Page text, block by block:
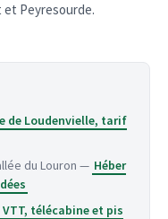
et Peyresourde.
de Loudenvielle, tarif
du Louron — Héber
télécabine et pis